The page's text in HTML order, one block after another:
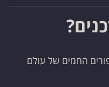
החמים של עולם